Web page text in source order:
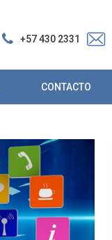
+57 430 2331
CONTACTO